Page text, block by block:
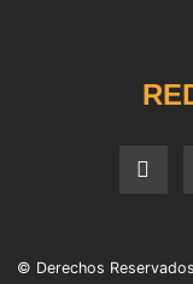
© Derechos